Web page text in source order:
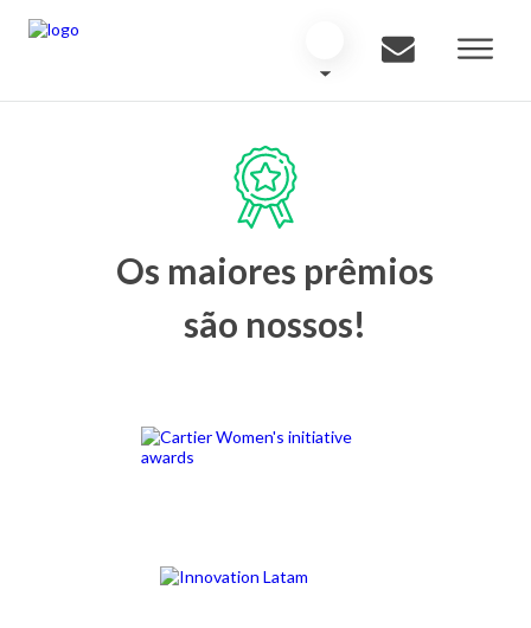
Os maiores prêmios
são nossos!